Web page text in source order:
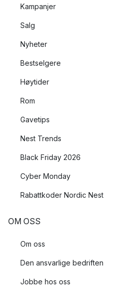
Kampanjer
Salg
Nyheter
Bestselgere
Høytider
Rom
Gavetips
Nest Trends
Black Friday 2026
Cyber Monday
Rabattkoder Nordic Nest
OM OSS
Om oss
Den ansvarlige bedriften
Jobbe hos oss